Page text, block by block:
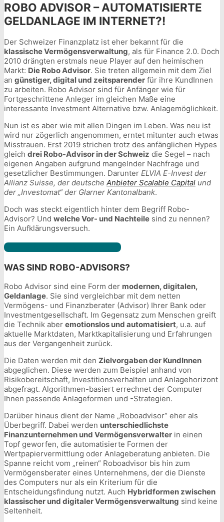
ROBO ADVISOR – AUTOMATISIERTE
GELDANLAGE IM INTERNET?!
Der Schweizer Finanzplatz ist eher bekannt für die
klassische Vermögensverwaltung, als für Finance 2.0. Doch
2010 drängten erstmals neue Player auf den heimischen
Markt: Die Robo Advisor. Sie treten allgemein mit dem Ziel
an günstiger, digital und zeitsparender für ihre KundInnen
zu arbeiten. Robo Advisor sind für Anfänger wie für
Fortgeschrittene Anleger im gleichen Maße eine
interessante Investment Alternative bzw. Anlagemöglichkeit.
Nun ist es aber wie mit allen Dingen im Leben. Was neu ist
wird nur zögerlich angenommen, erntet mitunter auch etwas
Misstrauen. Erst 2019 strichen trotz des anfänglichen Hypes
gleich drei Robo-Advisor in der Schweiz die Segel – nach
eigenen Angaben aufgrund mangelnder Nachfrage und
gesetzlicher Bestimmungen. Darunter ELVIA E-Invest der
Allianz Suisse, der deutsche Anbieter Scalable Capital und
der „Investomat“ der Glarner Kantonalbank.
Doch was steckt eigentlich hinter dem Begriff Robo-
Advisor? Und welche Vor- und Nachteile sind zu nennen?
Ein Aufklärungsversuch.
WAS SIND ROBO-ADVISORS?
Robo Advisor sind eine Form der modernen, digitalen,
Geldanlage. Sie sind vergleichbar mit dem netten
Vermögens- und Finanzberater (Advisor) Ihrer Bank oder
Investmentgesellschaft. Im Gegensatz zum Menschen greift
die Technik aber emotionslos und automatisiert, u.a. auf
aktuelle Marktdaten, Marktkapitalisierung und Erfahrungen
aus der Vergangenheit zurück.
Die Daten werden mit den Zielvorgaben der KundInnen
abgeglichen. Diese werden zum Beispiel anhand von
Risikobereitschaft, Investitionsverhalten und Anlagehorizont
abgefragt. Algorithmen-basiert errechnet der Computer
Ihnen passende Anlageformen und -Strategien.
Darüber hinaus dient der Name „Roboadvisor“ eher als
Überbegriff. Dabei werden unterschiedlichste
Finanzunternehmen und Vermögensverwalter in einen
Topf geworfen, die automatisierte Formen der
Wertpapiervermittlung oder Anlageberatung anbieten. Die
Spanne reicht vom „reinen“ Roboadvisor bis hin zum
Vermögensberater eines Unternehmens, der die Dienste
des Computers nur als ein Kriterium für die
Entscheidungsfindung nutzt. Auch Hybridformen zwischen
klassischer und digitaler Vermögensverwaltung sind keine
Seltenheit.